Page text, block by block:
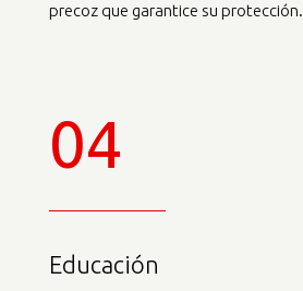
precoz que garantice su protección.
04
Educación